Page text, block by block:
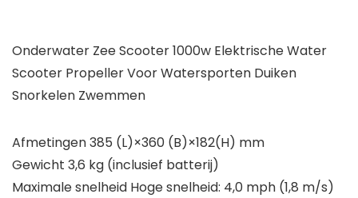
Onderwater Zee Scooter 1000w Elektrische Water
Scooter Propeller Voor Watersporten Duiken
Snorkelen Zwemmen
Afmetingen 385 (L)×360 (B)×182(H) mm
Gewicht 3,6 kg (inclusief batterij)
Maximale snelheid Hoge snelheid: 4,0 mph (1,8 m/s)